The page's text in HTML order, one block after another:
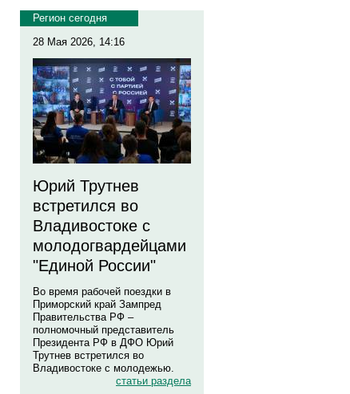
Регион сегодня
28 Мая 2026, 14:16
Юрий Трутнев
встретился во
Владивостоке с
молодогвардейцами
"Единой России"
Во время рабочей поездки в
Приморский край Зампред
Правительства РФ –
полномочный представитель
Президента РФ в ДФО Юрий
Трутнев встретился во
Владивостоке с молодежью.
статьи раздела